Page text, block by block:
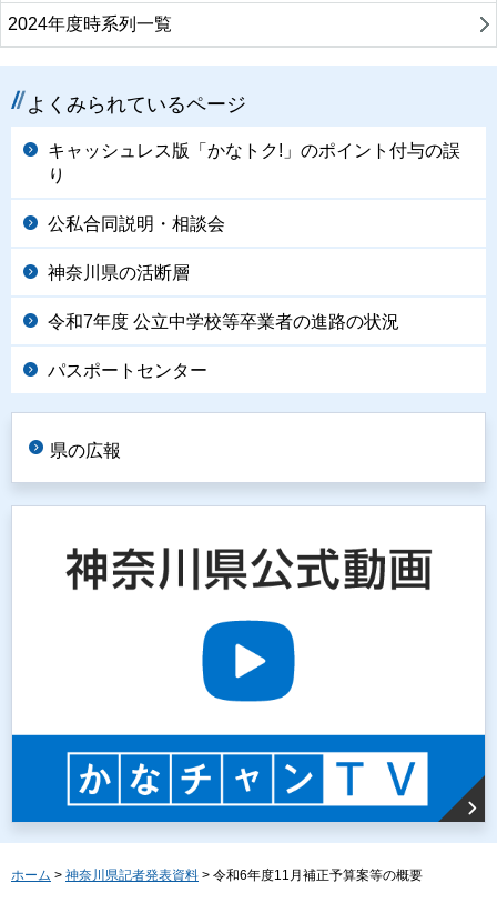
2024年度時系列一覧
よくみられているページ
キャッシュレス版「かなトク!」のポイント付与の誤
り
公私合同説明・相談会
神奈川県の活断層
令和7年度 公立中学校等卒業者の進路の状況
パスポートセンター
県の広報
ホーム > 神奈川県記者発表資料 > 令和6年度11月補正予算案等の概要